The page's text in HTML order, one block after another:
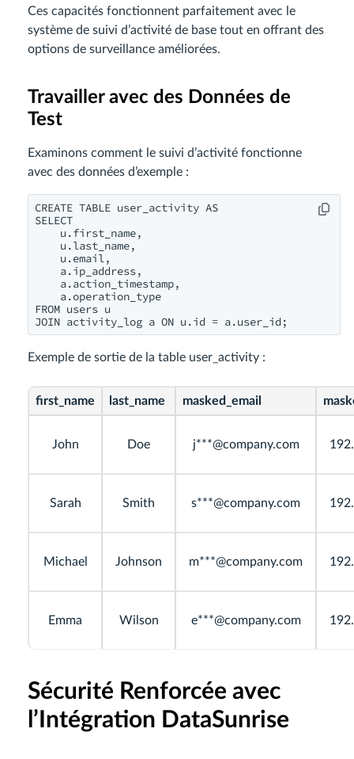
Ces capacités fonctionnent parfaitement avec le
système de suivi d’activité de base tout en offrant des
options de surveillance améliorées.
Travailler avec des Données de
Test
Examinons comment le suivi d’activité fonctionne
avec des données d’exemple :
CREATE TABLE user_activity AS
SELECT
    u.first_name,
    u.last_name,
    u.email,
    a.ip_address,
    a.action_timestamp,
    a.operation_type
FROM users u
Exemple de sortie de la table user_activity :
first_name last_name masked_email
John Doe j***@company.com
Sarah Smith s***@company.com
Michael Johnson m***@company.com
Emma Wilson e***@company.com
Sécurité Renforcée avec
l’Intégration DataSunrise